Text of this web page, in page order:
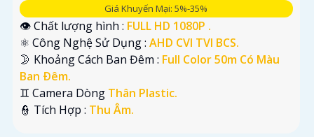
Giá Khuyến Mại: 5%-35%
👁 Chất lượng hình : FULL HD 1080P .
⚛️ Công Nghệ Sử Dụng : AHD CVI TVI BCS.
🌛 Khoảng Cách Ban Đêm : Full Color 50m Có Màu
Ban Ðêm.
♊ Camera Dòng Thân Plastic.
️👮 Tích Hợp : Thu Âm.